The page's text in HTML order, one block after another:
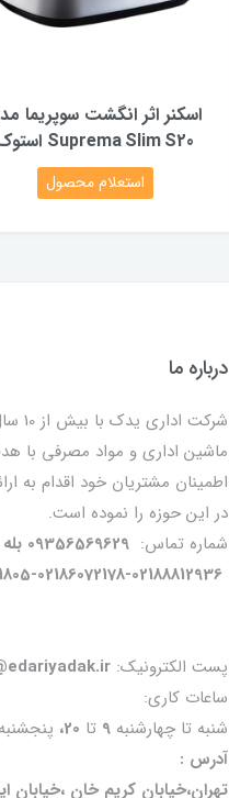
اسکنر اثر انگشت سوپریما
Suprema Slim S20 استوک
استعلام محصول
درباره ما
ماشین اداری و مواد مصرفی با
اطمینان مشتریان خود اقدام به
در این حوزه را نموده است.
شماره تماس:09356569629 بله ،روبیکا،ایتا
02186072178-02188812936
پست الکترونیک: support@edariyadak.ir
ساعات کاری:
شنبه تا چهارشنبه9 تا 20،
آدرس :
تهران،خیابان کریم خان ،خیابان